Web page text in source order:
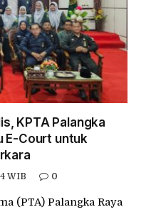
KPTA Palangka
E-Court untuk
WIB 0
(PTA) Palangka Raya